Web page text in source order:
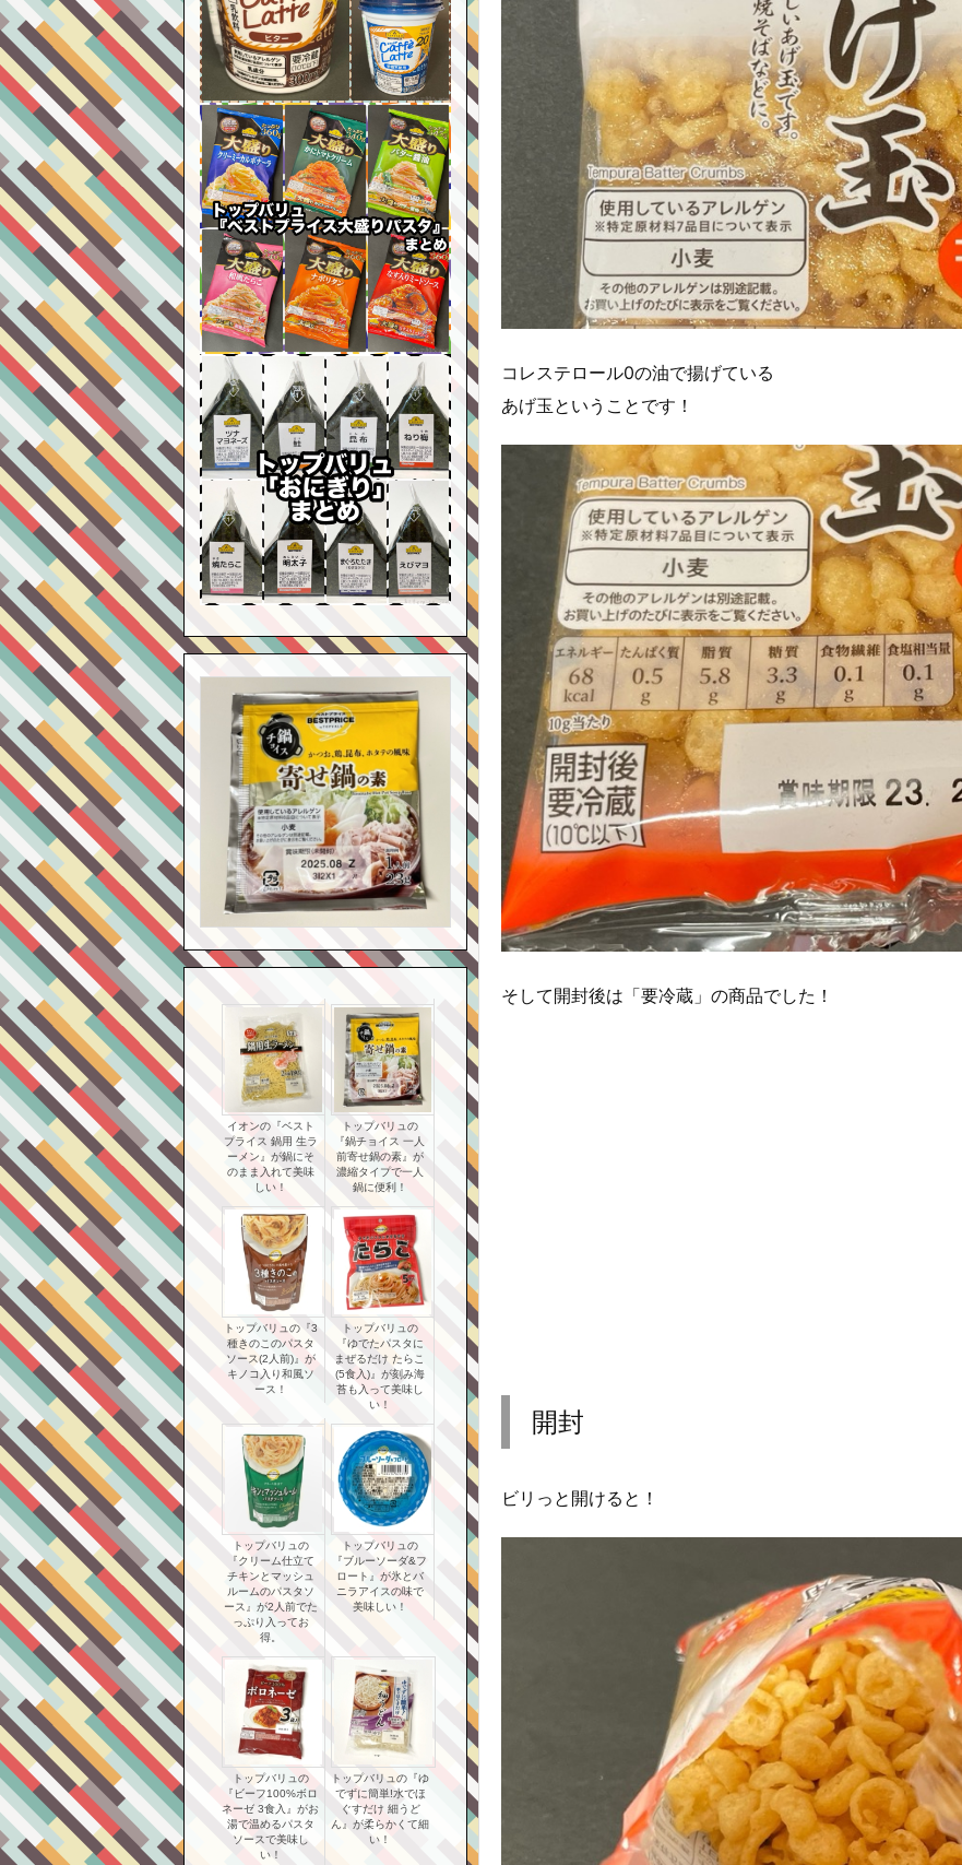
コレステロール0の油で揚げている
あげ玉ということです！
そして開封後は「要冷蔵」の商品でした！
開封
ビリっと開けると！
イオンの『ベスト
プライス 鍋用 生ラ
ーメン』が鍋にそ
のまま入れて美味
しい！
トップバリュの
『鍋チョイス 一人
前寄せ鍋の素』が
濃縮タイプで一人
鍋に便利！
トップバリュの『3
種きのこのパスタ
ソース(2人前)』が
キノコ入り和風ソ
ース！
トップバリュの
『ゆでたパスタに
まぜるだけ たらこ
(5食入)』が刻み海
苔も入って美味し
い！
トップバリュの
『クリーム仕立て
チキンとマッシュ
ルームのパスタソ
ース』が2人前でた
っぷり入ってお
得。
トップバリュの
『ブルーソーダ&フ
ロート』が氷とバ
ニラアイスの味で
美味しい！
トップバリュの
『ビーフ100%ボロ
ネーゼ 3食入』がお
湯で温めるパスタ
ソースで美味し
い！
トップバリュの『ゆ
でずに簡単!水でほ
ぐすだけ 細うど
ん』が柔らかくて細
い！